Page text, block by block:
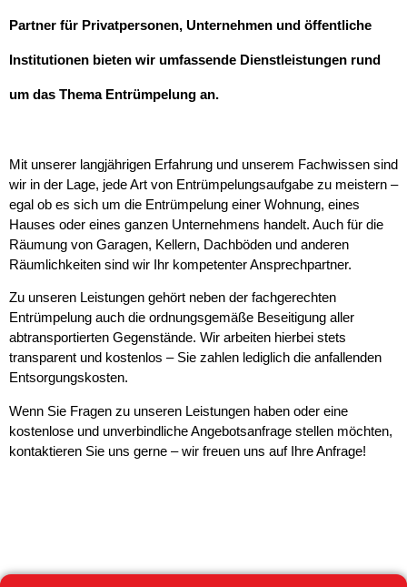
Partner für Privatpersonen, Unternehmen und öffentliche
Institutionen bieten wir umfassende Dienstleistungen rund
um das Thema Entrümpelung an.
Mit unserer langjährigen Erfahrung und unserem Fachwissen sind
wir in der Lage, jede Art von Entrümpelungsaufgabe zu meistern –
egal ob es sich um die Entrümpelung einer Wohnung, eines
Hauses oder eines ganzen Unternehmens handelt. Auch für die
Räumung von Garagen, Kellern, Dachböden und anderen
Räumlichkeiten sind wir Ihr kompetenter Ansprechpartner.
Zu unseren Leistungen gehört neben der fachgerechten
Entrümpelung auch die ordnungsgemäße Beseitigung aller
abtransportierten Gegenstände. Wir arbeiten hierbei stets
transparent und kostenlos – Sie zahlen lediglich die anfallenden
Entsorgungskosten.
Wenn Sie Fragen zu unseren Leistungen haben oder eine
kostenlose und unverbindliche Angebotsanfrage stellen möchten,
kontaktieren Sie uns gerne – wir freuen uns auf Ihre Anfrage!